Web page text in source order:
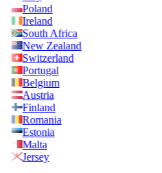
Poland
Ireland
South Africa
New Zealand
Switzerland
Portugal
Belgium
Austria
Finland
Romania
Estonia
Malta
Jersey